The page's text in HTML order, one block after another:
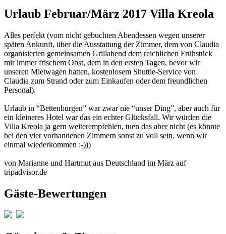
Urlaub Februar/März 2017 Villa Kreola
Alles perfekt (vom nicht gebuchten Abendessen wegen unserer
späten Ankunft, über die Ausstattung der Zimmer, dem von Claudia
organisierten gemeinsamen Grillabend dem reichlichen Frühstück
mir immer frischem Obst, dem in den ersten Tagen, bevor wir
unseren Mietwagen hatten, kostenlosem Shuttle-Service von
Claudia zum Strand oder zum Einkaufen oder dem freundlichen
Personal).
Urlaub in “Bettenburgen” war zwar nie “unser Ding”, aber auch für
ein kleineres Hotel war das ein echter Glücksfall. Wir würden die
Villa Kreola ja gern weiterempfehlen, tuen das aber nicht (es könnte
bei den vier vorhandenen Zimmern sonst zu voll sein, wenn wir
einmal wiederkommen :-)))
von Marianne und Hartmut aus Deutschland im März auf
tripadvisor.de
Gäste-Bewertungen